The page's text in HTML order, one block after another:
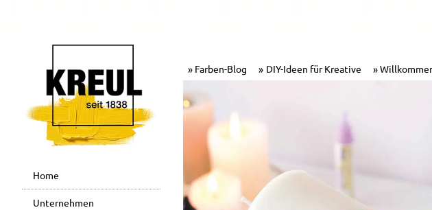
Home
Unternehmen
Farben-Blog DIY-Ideen für Kreative